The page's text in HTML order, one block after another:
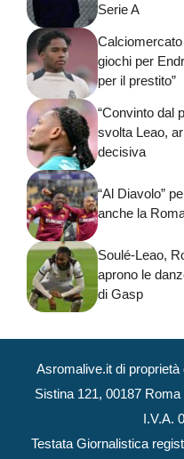
Serie A
giochi per
per il prestito”
“Convinto dal
svolta Leao,
decisiva
“Al Diavolo”
anche la
Soulé-Leao,
aprono le
di Gasp
Asromalive.it di
Sistina 121, 00187
I.V.A.
Testata Giornalistica